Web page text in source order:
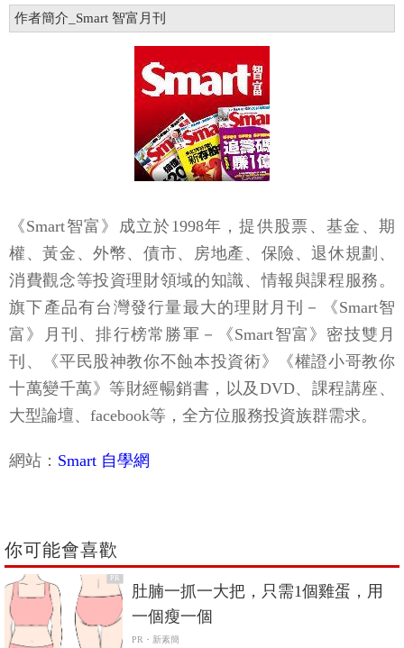
作者簡介_Smart 智富月刊
《Smart智富》成立於1998年，提供股票、基金、期
權、黃金、外幣、債市、房地產、保險、退休規劃、
消費觀念等投資理財領域的知識、情報與課程服務。
旗下產品有台灣發行量最大的理財月刊－《Smart智
富》月刊、排行榜常勝軍－《Smart智富》密技雙月
刊、《平民股神教你不蝕本投資術》《權證小哥教你
十萬變千萬》等財經暢銷書，以及DVD、課程講座、
大型論壇、facebook等，全方位服務投資族群需求。
網站： Smart 自學網
你可能會喜歡
PR
肚腩一抓一大把，只需1個雞蛋，用
一個瘦一個
PR・新素簡